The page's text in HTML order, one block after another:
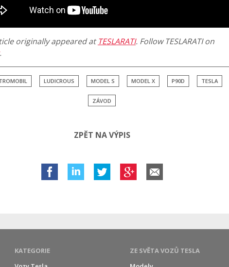
originally appeared atTESLARATI. Follow TESLARATI on
.
LUDICROUS MODEL S MODEL X P90D TESLA
ZÁVOD
ZPĚT NA VÝPIS
KATEGORIE
ZE SVĚTA VOZŮ TESLA